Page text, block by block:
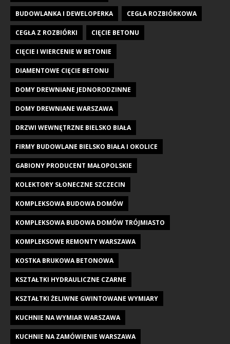
BUDOWLANKA I DEWELOPERKA CEGŁA ROZBIÓRKOWA
CEGŁA Z ROZBIÓRKI CIĘCIE BETONU
CIĘCIE I WIERCENIE W BETONIE
DIAMENTOWE CIĘCIE BETONU
DOMY DREWNIANE JEDNORODZINNE
DOMY DREWNIANE WARSZAWA
DRZWI WEWNĘTRZNE BIELSKO BIAŁA
FIRMY BUDOWLANE BIELSKO BIAŁA I OKOLICE
GABIONY PRODUCENT MAŁOPOLSKIE
KOLEKTORY SŁONECZNE SZCZECIN
KOMPLEKSOWA BUDOWA DOMÓW
KOMPLEKSOWA BUDOWA DOMÓW TRÓJMIASTO
KOMPLEKSOWE REMONTY WARSZAWA
KOSTKA BRUKOWA BETONOWA
KSZTAŁTKI HYDRAULICZNE CZARNE
KSZTAŁTKI ŻELIWNE GWINTOWANE WYMIARY
KUCHNIE NA WYMIAR WARSZAWA
KUCHNIE NA ZAMÓWIENIE WARSZAWA